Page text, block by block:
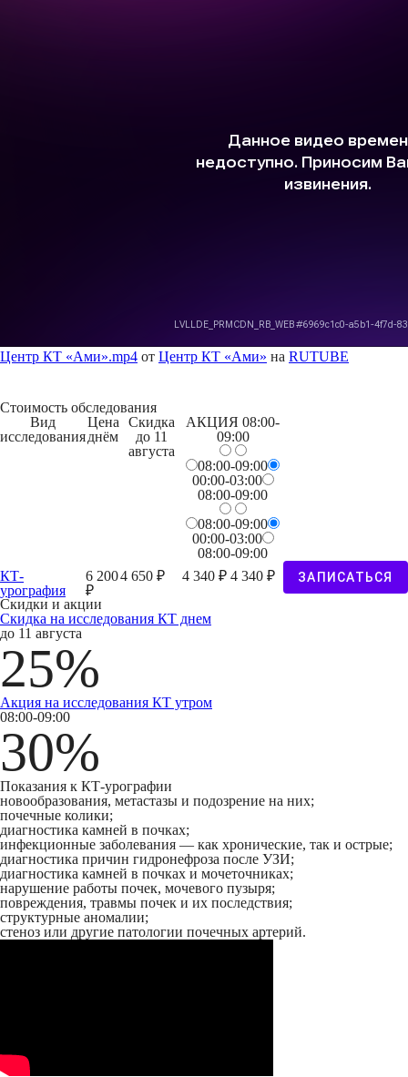
Центр КТ «Ами».mp4 от Центр КТ «Ами» на RUTUBE
Стоимость обследования
Вид
исследования
Цена
днём
Скидка
до 11
августа
АКЦИЯ 08:00-
09:00
08:00-09:00
00:00-03:00
08:00-09:00
08:00-09:00
00:00-03:00
08:00-09:00
КТ-
урография
6 200
₽
4 650 ₽ 4 340 ₽ 4 340 ₽ ЗАПИСАТЬСЯ
Скидки и акции
Cкидка на исследования КТ днем
до 11 августа
25%
Акция на исследования КТ утром
08:00-09:00
30%
Показания к КТ-урографии
новообразования, метастазы и подозрение на них;
почечные колики;
диагностика камней в почках;
инфекционные заболевания — как хронические, так и острые;
диагностика причин гидронефроза после УЗИ;
диагностика камней в почках и мочеточниках;
нарушение работы почек, мочевого пузыря;
повреждения, травмы почек и их последствия;
структурные аномалии;
стеноз или другие патологии почечных артерий.